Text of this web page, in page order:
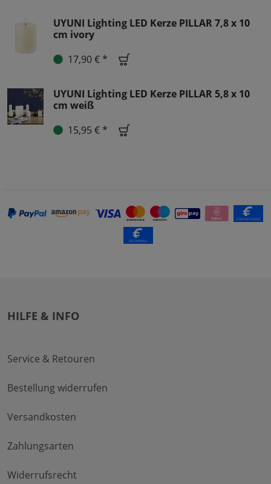
UYUNI Lighting LED Kerze PILLAR 7,8 x 10
cm ivory
17,90 € *
UYUNI Lighting LED Kerze PILLAR 5,8 x 10
cm weiß
15,95 € *
HILFE & INFO
Service & Retouren
Bestellung widerrufen
Versandkosten
Zahlungsarten
Widerrufsrecht